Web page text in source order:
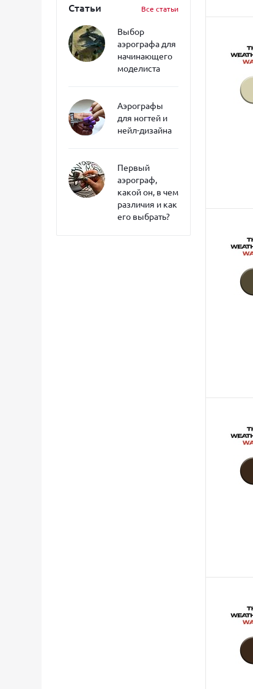
Статьи Все статьи
Выбор
аэрографа для
начинающего
моделиста
Аэрографы
для ногтей и
нейл-дизайна
Первый
аэрограф,
какой он, в чем
различия и как
его выбрать?